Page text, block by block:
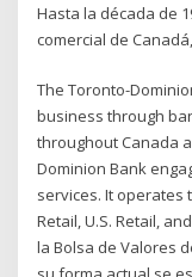
Hasta la década de
comercial de
The Toronto-
business through
throughout Canada
Dominion Bank
services. It operates
Retail, U.S. Retail,
la Bolsa de Valores